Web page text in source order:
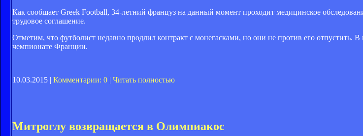
Как сообщает Greek Football, 34-летний француз на данный момент проходит медицинское
трудовое соглашение.
Отметим, что футболист недавно продлил контракт с монегасками, но они не против его отпустить.
чемпионате Франции.
10.03.2015 | Комментарии: 0 | Читать полностью
Митроглу возвращается в Олимпиакос